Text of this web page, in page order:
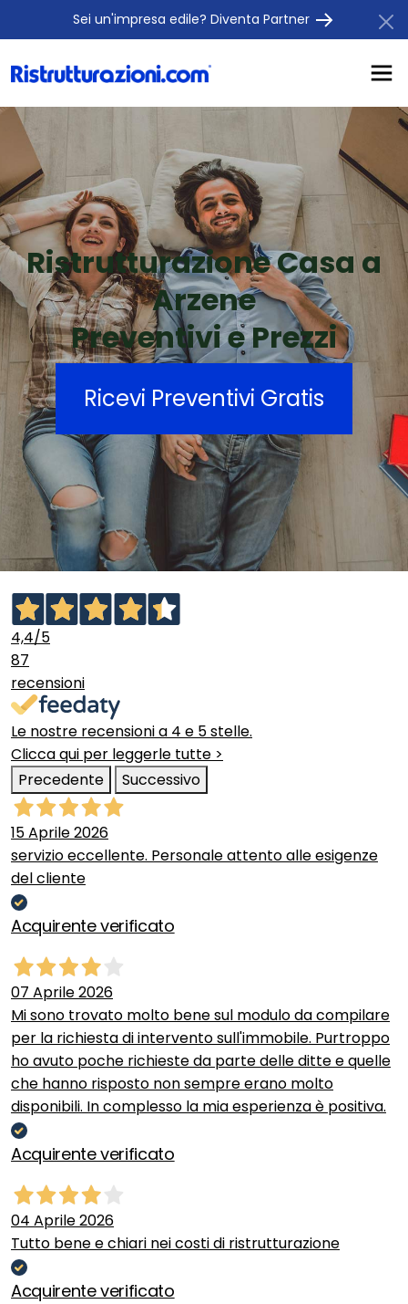
Sei un'impresa edile? Diventa Partner
Ristrutturazione Casa a
Arzene
Preventivi e Prezzi
Ricevi Preventivi Gratis
4,4/5
87
recensioni
Le nostre recensioni a 4 e 5 stelle.
Clicca qui per leggerle tutte >
Precedente
Successivo
15 Aprile 2026
servizio eccellente. Personale attento alle esigenze
del cliente
Acquirente verificato
07 Aprile 2026
Mi sono trovato molto bene sul modulo da compilare
per la richiesta di intervento sull'immobile. Purtroppo
ho avuto poche richieste da parte delle ditte e quelle
che hanno risposto non sempre erano molto
disponibili. In complesso la mia esperienza è positiva.
Acquirente verificato
04 Aprile 2026
Tutto bene e chiari nei costi di ristrutturazione
Acquirente verificato